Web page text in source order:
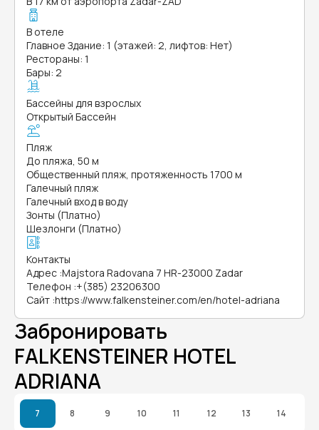
В отеле
Главное Здание: 1 (этажей: 2, лифтов: Нет)
Рестораны: 1
Бары: 2
Бассейны для взрослых
Открытый Бассейн
Пляж
До пляжа, 50 м
Общественный пляж, протяженность 1700 м
Галечный пляж
Галечный вход в воду
Зонты (Платно)
Шезлонги (Платно)
Контакты
Адрес :Majstora Radovana 7 HR-23000 Zadar
Телефон :+(385) 23206300
Сайт :https://www.falkensteiner.com/en/hotel-adriana
Забронировать
FALKENSTEINER HOTEL
ADRIANA
7 8 9 10 11 12 13 14